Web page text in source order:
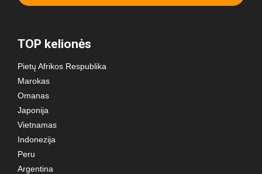
TOP kelionės
Pietų Afrikos Respublika
Marokas
Omanas
Japonija
Vietnamas
Indonezija
Peru
Argentina